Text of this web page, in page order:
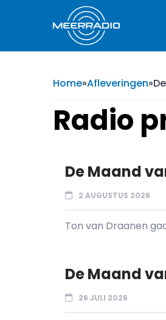
Home»Afleveringen»
Radio
De Maand
2 AUGUSTUS 2026
Ton van Draanen
De Maand
26 JULI 2026